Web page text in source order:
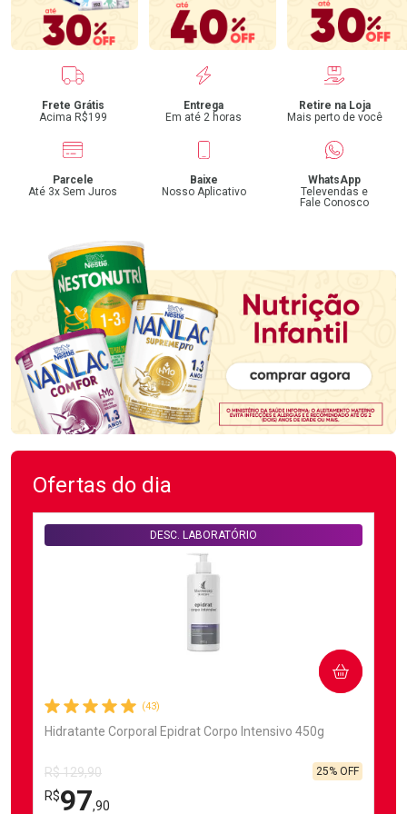
Benefícios
Frete Grátis
Acima R$199
Entrega
Em até 2 horas
Retire na Loja
Mais perto de você
Parcele
Até 3x Sem Juros
Baixe
Nosso Aplicativo
WhatsApp
Televendas e
Fale Conosco
Ofertas do dia
(43)
Hidratante Corporal Epidrat Corpo Intensivo 450g
DESC. LABORATÓRIO
R$ 129,90
R$97,90
25% OFF
COMPRAR